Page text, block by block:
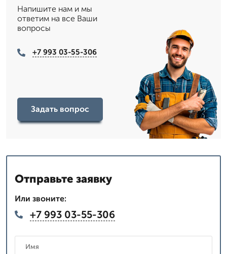
Напишите нам и мы
ответим на все Ваши
вопросы
+7 993 03-55-306
Задать вопрос
Отправьте заявку
Или звоните:
+7 993 03-55-306